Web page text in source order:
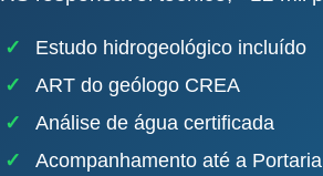
✓
Estudo hidrogeológico incluído
✓
ART do geólogo CREA
✓
Análise de água certificada
✓
Acompanhamento até a Portaria